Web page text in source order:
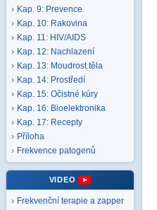
Kap. 9: Prevence
Kap. 10: Rakovina
Kap. 11: HIV/AIDS
Kap. 12: Nachlazení
Kap. 13: Moudrost těla
Kap. 14: Prostředí
Kap. 15: Očistné kúry
Kap. 16: Bioelektronika
Kap. 17: Recepty
Příloha
Frekvence patogenů
VIDEO
Frekvenční terapie a zapper